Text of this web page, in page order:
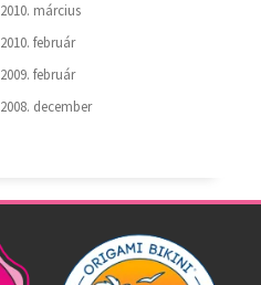
2010. március
2010. február
2009. február
2008. december